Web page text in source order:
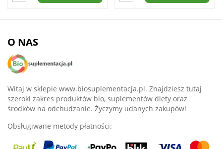
O NAS
Witaj w sklepie www.biosuplementacja.pl. Znajdziesz tutaj
szeroki zakres produktów bio, suplementów diety oraz
środków na odchudzanie. Życzymy udanych zakupów!
Obsługiwane metody płatności: